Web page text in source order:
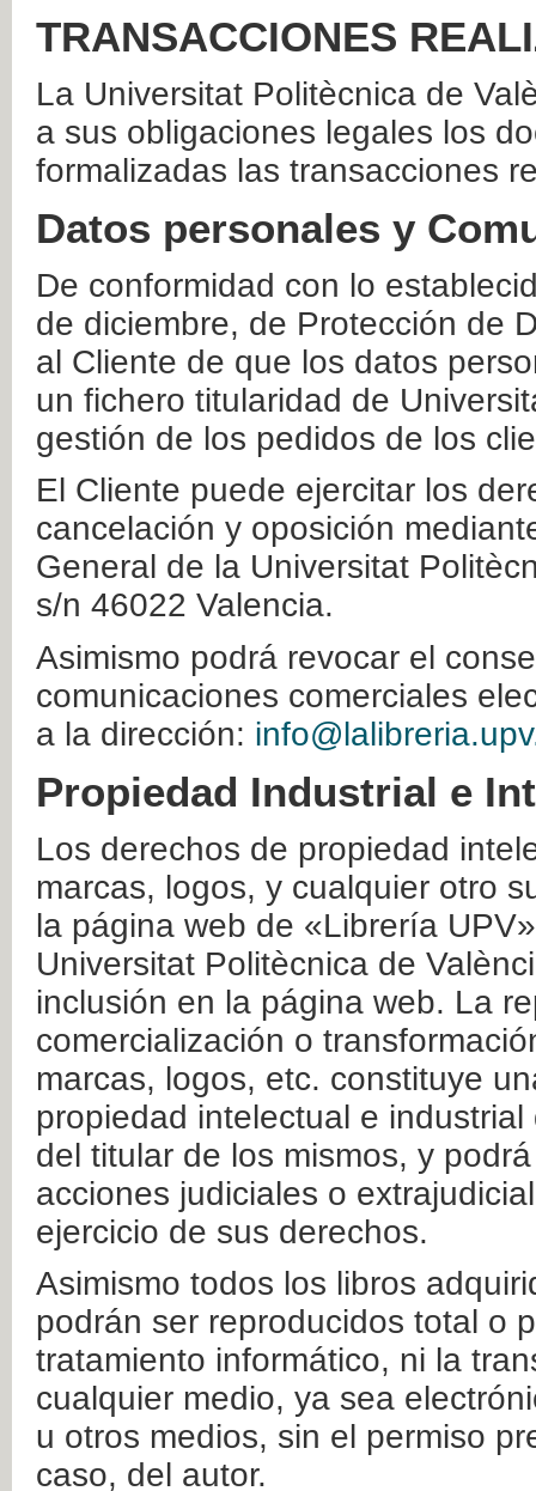
TRANSACCIONES
La Universitat Politècnica de
a sus obligaciones legales los
formalizadas las transacciones
Datos personales y
De conformidad con lo
de diciembre, de Protección de
al Cliente de que los datos
un fichero titularidad de
gestión de los pedidos de los
El Cliente puede ejercitar los
cancelación y oposición
General de la Universitat
s/n 46022 Valencia.
Asimismo podrá revocar el
comunicaciones comerciales
a la dirección:
Propiedad Industrial e
Los derechos de propiedad
marcas, logos, y cualquier otro
la página web de «Librería
Universitat Politècnica de
inclusión en la página web. La
comercialización o
marcas, logos, etc. constituye
propiedad intelectual e
del titular de los mismos, y
acciones judiciales o
ejercicio de sus derechos.
Asimismo todos los libros
podrán ser reproducidos total o
tratamiento informático, ni la
cualquier medio, ya sea
u otros medios, sin el permiso
caso, del autor.